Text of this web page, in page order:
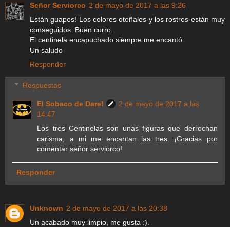
Señor Serviorco 2 de mayo de 2017 a las 9:26
Están guapos! Los colores otoñales y los rostros están muy
conseguidos. Buen curro.
El centinela encapuchado siempre me encantó.
Un saludo
Responder
Respuestas
El Sobaco de Darel
2 de mayo de 2017 a las
14:47
Los tres Centinelas son unas figuras que derrochan
carisma, a mi me encantan las tres. ¡Gracias por
comentar señor serviorco!
Responder
Unknown 2 de mayo de 2017 a las 20:38
Un acabado muy limpio, me gusta :).